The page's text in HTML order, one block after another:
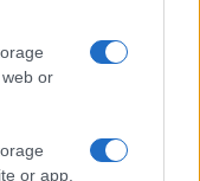
or
or app.
con le sue
tensioni
culturale che al
che